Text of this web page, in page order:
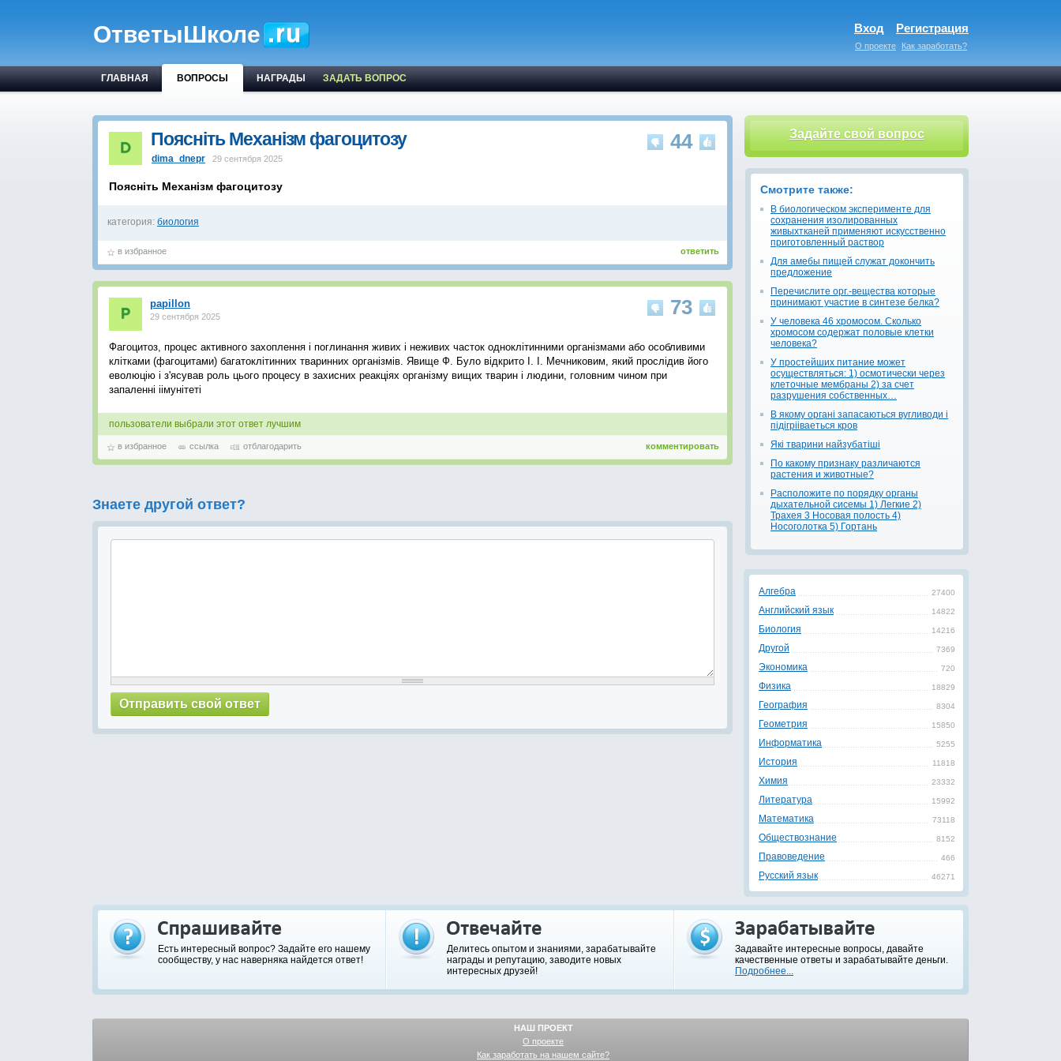
ОтветыШколе Вход Регистрация
О проекте Как заработать?
ГЛАВНАЯ ВОПРОСЫ НАГРАДЫ ЗАДАТЬ ВОПРОС
44
Поясніть Механізм фагоцитозу
dima_dnepr 29 сентября 2025
Поясніть Механізм фагоцитозу
категория: биология
ответить
в избранное
73
papillon
29 сентября 2025
Фагоцитоз, процес активного захоплення і поглинання живих і неживих часток одноклітинними організмами або особливими
клітками (фагоцитами) багатоклітинних тваринних організмів. Явище Ф. Було відкрито І. І. Мечниковим, який прослідив його
еволюцію і з'ясував роль цього процесу в захисних реакціях організму вищих тварин і людини, головним чином при
запаленні іімунітеті
пользователи выбрали этот ответ лучшим
комментировать
в избранное ссылка отблагодарить
Знаете другой ответ?
Задайте свой вопрос
Смотрите также:
В биологическом эксперименте для
сохранения изолированных
живыхтканей применяют искусственно
приготовленный раствор
Для амебы пищей служат докончить
предложение
Перечислите орг.-вещества которые
принимают участие в синтезе белка?
У человека 46 хромосом. Сколько
хромосом содержат половые клетки
человека?
У простейших питание может
осуществляться: 1) осмотически через
клеточные мембраны 2) за счет
разрушения собственных…
В якому органі запасаються вугливоди і
підігрііваеться кров
Які тварини найзубатіші
По какому признаку различаются
растения и животные?
Расположите по порядку органы
дыхательной сисемы 1) Легкие 2)
Трахея 3 Носовая полость 4)
Носоголотка 5) Гортань
27400
Алгебра
14822
Английский язык
14216
Биология
7369
Другой
720
Экономика
18829
Физика
8304
География
15850
Геометрия
5255
Информатика
11818
История
23332
Химия
15992
Литература
73118
Математика
8152
Обществознание
466
Правоведение
46271
Русский язык
Есть интересный вопрос? Задайте его нашему
сообществу, у нас наверняка найдется ответ!
Делитесь опытом и знаниями, зарабатывайте
награды и репутацию, заводите новых
интересных друзей!
Задавайте интересные вопросы, давайте
качественные ответы и зарабатывайте деньги.
Подробнее...
НАШ ПРОЕКТ
О проекте
Как заработать на нашем сайте?